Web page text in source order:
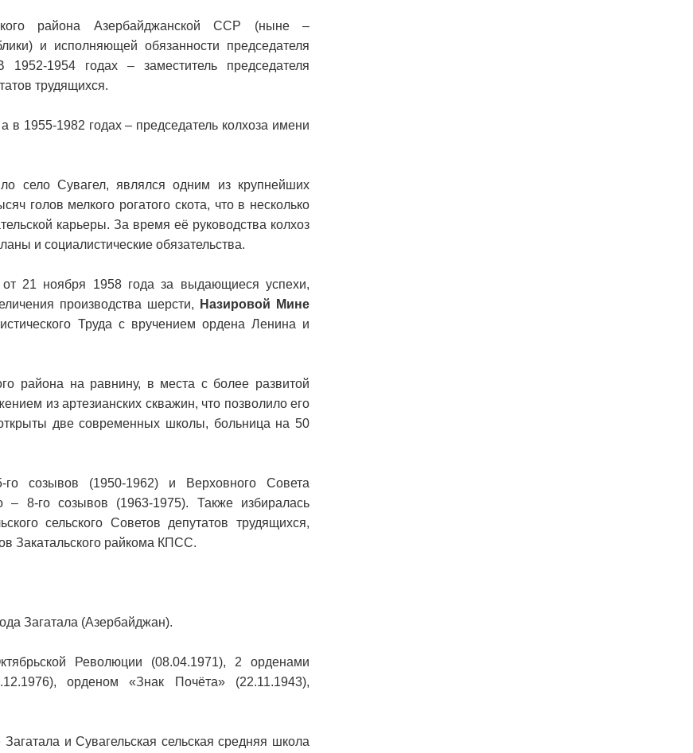
района Азербайджанской ССР (ныне –
и исполняющей обязанности председателя
1952-1954 годах – заместитель председателя
трудящихся.
в 1955-1982 годах – председатель колхоза имени
село Сувагел, являлся одним из крупнейших
голов мелкого рогатого скота, что в несколько
карьеры. За время её руководства колхоз
и социалистические обязательства.
21 ноября 1958 года за выдающиеся успехи,
производства шерсти,
Назировой Мине
Труда с вручением ордена Ленина и
района на равнину, в места с более развитой
из артезианских скважин, что позволило его
две современных школы, больница на 50
созывов (1950-1962) и Верховного Совета
8-го созывов (1963-1975). Также избиралась
сельского Советов депутатов трудящихся,
Закатальского райкома КПСС.
Загатала (Азербайджан).
Революции (08.04.1971), 2 орденами
орденом «Знак Почёта» (22.11.1943),
и Сувагельская сельская средняя школа